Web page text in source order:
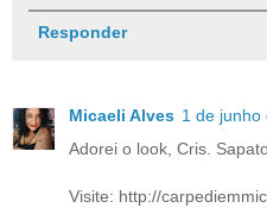
Responder
Micaeli Alves 1 de junho
Adorei o look, Cris.
Visite: http://